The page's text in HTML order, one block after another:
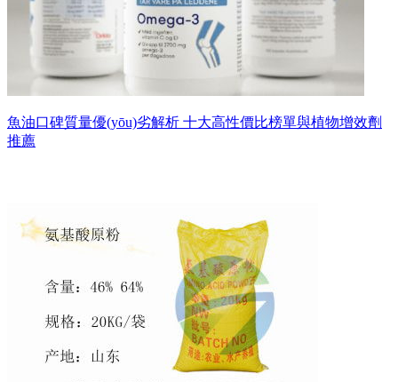
魚油口碑質量優(yōu)劣解析 十大高性價比榜單與植物增效劑
推薦